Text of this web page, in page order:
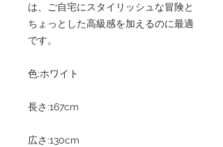
は、ご自宅にスタイリッシュな冒険と
ちょっとした高級感を加えるのに最適
です。
色:ホワイト
長さ:167cm
広さ:130cm